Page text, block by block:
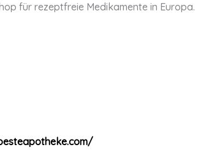
für rezeptfreie Medikamente in Europa.